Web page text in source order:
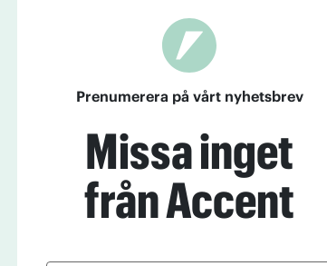
och nykterhet
21, 116 33 Stockholm
Prenumerera på vårt nyhetsbrev
Missa inget
från Accent